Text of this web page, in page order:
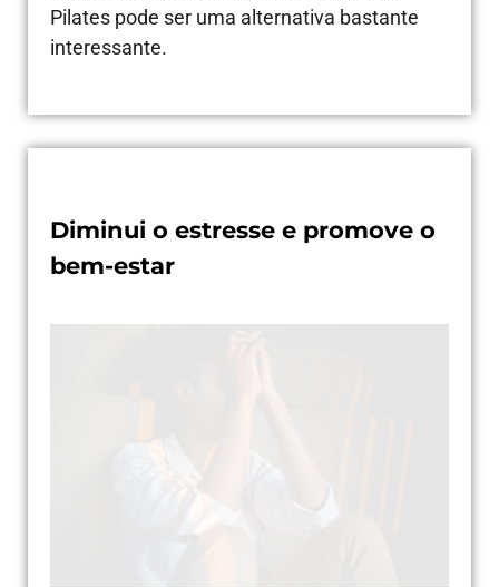
Pilates pode ser uma alternativa bastante
interessante.
Diminui o estresse e promove o
bem-estar